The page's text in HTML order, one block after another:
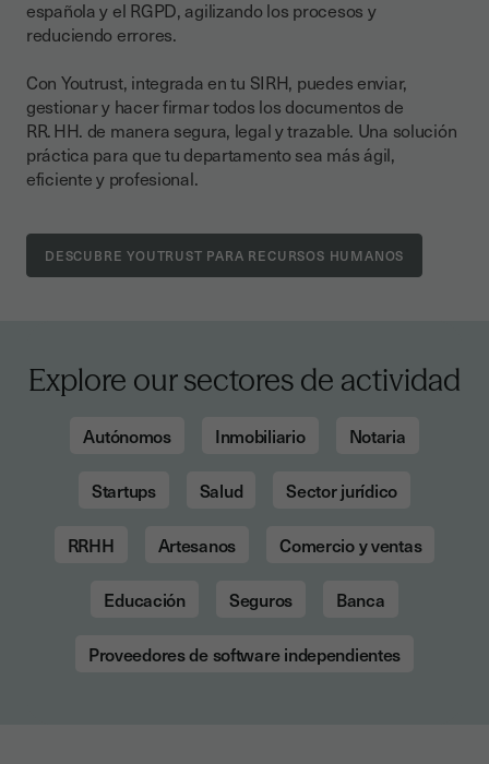
española y el RGPD, agilizando los procesos y
reduciendo errores.
Con Youtrust, integrada en tu SIRH, puedes enviar,
gestionar y hacer firmar todos los documentos de
RR. HH. de manera segura, legal y trazable. Una solución
práctica para que tu departamento sea más ágil,
eficiente y profesional.
DESCUBRE YOUTRUST PARA RECURSOS HUMANOS
Explore our sectores de actividad
Autónomos Inmobiliario Notaria
Startups Salud Sector jurídico
RRHH Artesanos Comercio y ventas
Educación Seguros Banca
Proveedores de software independientes